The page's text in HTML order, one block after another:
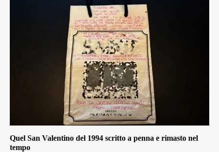
Quel San Valentino del 1994 scritto a penna e rimasto nel
tempo